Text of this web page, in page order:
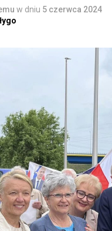
w dniu 5 czerwca 2024